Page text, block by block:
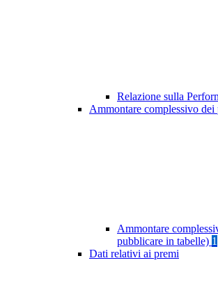
Relazione sulla
Ammontare complessivo dei
Ammontare
pubblicare in tabelle) 1
Dati relativi ai premi